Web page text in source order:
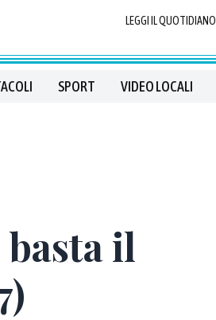
LEGGI IL QUOTIDIANO
SPORT VIDEO LOCALI
il